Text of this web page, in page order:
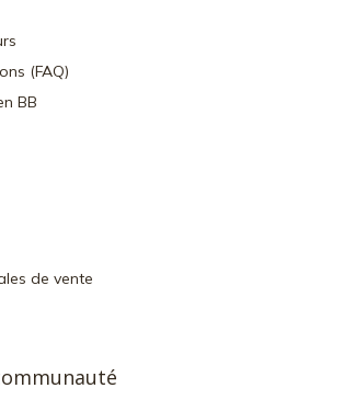
(FAQ)
BB
de vente